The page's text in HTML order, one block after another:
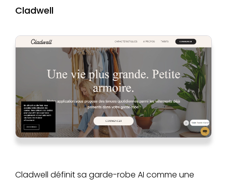
Cladwell
Cladwell définit sa garde-robe AI comme une